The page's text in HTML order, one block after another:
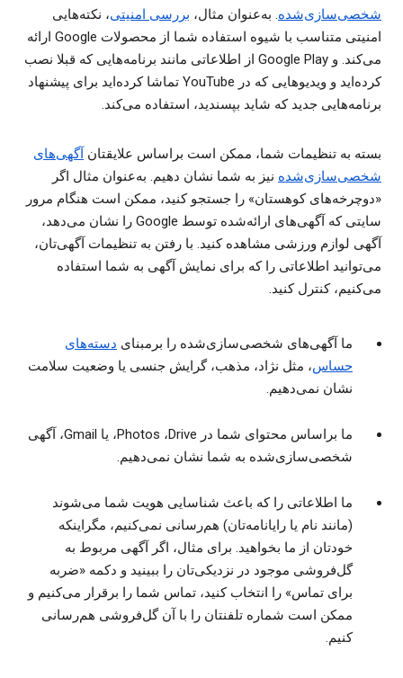
شخصی‌‏سازی‌‏شده. به‌عنوان مثال، بررسی امنیتی، نکته‌هایی
امنیتی متناسب با شیوه استفاده شما از محصولات Google ارائه
می‌کند. و Google Play از اطلاعاتی مانند برنامه‌هایی که قبلا نصب
کرده‌اید و ویدیوهایی که در YouTube تماشا کرده‌اید برای پیشنهاد
برنامه‌هایی جدید که شاید بپسندید، استفاده می‌کند.
بسته به تنظیمات شما، ممکن است براساس علایقتان آگهی‌های
شخصی‌‏سازی‌‏شده نیز به شما نشان دهیم. به‌عنوان مثال اگر
«دوچرخه‌های کوهستان» را جستجو کنید، ممکن است هنگام مرور
سایتی که آگهی‌های ارائه‌شده توسط Google را نشان می‌دهد،
آگهی‌ لوازم ورزشی مشاهده کنید. با رفتن به تنظیمات آگهی‌تان،
می‌توانید اطلاعاتی را که برای نمایش آگهی به شما استفاده
می‌کنیم، کنترل کنید.
ما آگهی‌های شخصی‌‏سازی‌‏شده را برمبنای دسته‌های
حساس، مثل نژاد، مذهب، گرایش جنسی یا وضعیت سلامت
نشان نمی‌دهیم.
ما براساس محتوای شما در Drive، ‏Photos، یا Gmail، آگهی
شخصی‌‏سازی‌‏شده به شما نشان نمی‌دهیم.
ما اطلاعاتی را که باعث شناسایی هویت شما می‌شوند
(مانند نام یا رایانامه‌تان) هم‌رسانی نمی‌کنیم، مگراینکه
خودتان از ما بخواهید. برای مثال، اگر آگهی‌ مربوط به
گل‌فروشی موجود در نزدیکی‌تان را ببینید و دکمه «ضربه
برای تماس» را انتخاب کنید، تماس شما را برقرار می‌کنیم و
ممکن است شماره تلفنتان را با آن گل‌فروشی هم‌رسانی
کنیم.